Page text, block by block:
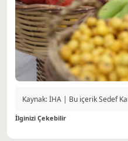
Kaynak: İHA | Bu içerik Sedef
İlginizi Çekebilir